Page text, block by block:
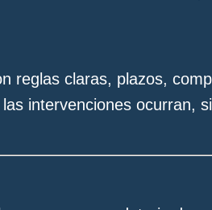
reglas claras, plazos,
intervenciones ocurran,